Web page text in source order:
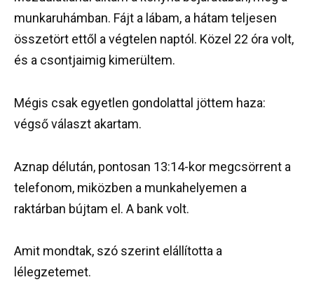
munkaruhámban. Fájt a lábam, a hátam teljesen
összetört ettől a végtelen naptól. Közel 22 óra volt,
és a csontjaimig kimerültem.
Mégis csak egyetlen gondolattal jöttem haza:
végső választ akartam.
Aznap délután, pontosan 13:14-kor megcsörrent a
telefonom, miközben a munkahelyemen a
raktárban bújtam el. A bank volt.
Amit mondtak, szó szerint elállította a
lélegzetemet.